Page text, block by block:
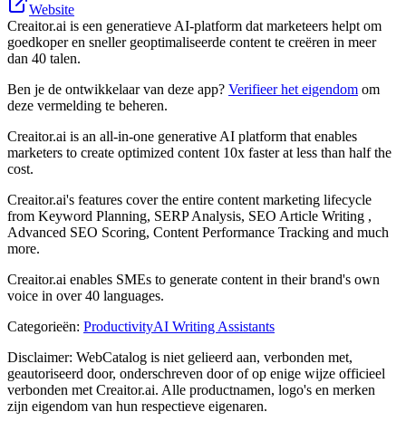
Website
Creaitor.ai is een generatieve AI-platform dat marketeers helpt om
goedkoper en sneller geoptimaliseerde content te creëren in meer
dan 40 talen.
Ben je de ontwikkelaar van deze app? Verifieer het eigendom om
deze vermelding te beheren.
Creaitor.ai is an all-in-one generative AI platform that enables
marketers to create optimized content 10x faster at less than half the
cost.
Creaitor.ai's features cover the entire content marketing lifecycle
from Keyword Planning, SERP Analysis, SEO Article Writing ,
Advanced SEO Scoring, Content Performance Tracking and much
more.
Creaitor.ai enables SMEs to generate content in their brand's own
voice in over 40 languages.
Categorieën: ProductivityAI Writing Assistants
Disclaimer: WebCatalog is niet gelieerd aan, verbonden met,
geautoriseerd door, onderschreven door of op enige wijze officieel
verbonden met Creaitor.ai. Alle productnamen, logo's en merken
zijn eigendom van hun respectieve eigenaren.